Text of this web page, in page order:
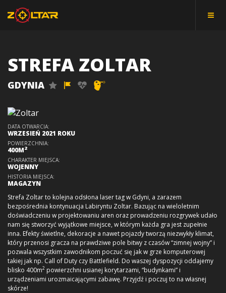
STREFA ZOLTAR
GDYNIA
DATA OTWARCIA:
WRZESIEŃ 2021 ROKU
POWIERZCHNIA:
400M2
CHARAKTER MIEJSCA:
WOJENNY
HISTORIA MIEJSCA:
MAGAZYN
Strefa Zoltar to kolejna odsłona laser tag w Gdyni, a zarazem
bezpośrednia kontynuacja Labiryntu Zoltar. Bazując na wieloletnim
doświadczeniu w projektowaniu aren oraz prowadzeniu rozgrywek udało
nam się stworzyć wyjątkowe miejsce, w którym każda gra jest zupełnie
inna. Efekty świetlne, dekoracje a nawet pojazdy tworzą niezwykły klimat,
który przenosi gracza na prawdziwe pole bitwy z czasów “zimnej wojny” i
pozwala wszystkim zawodnikom poczuć się jak w grze komputerowej
takiej jak np. Call of Duty czy Battlefield. Do waszej dyspozycji oddajemy
blisko 400m2 powierzchni usianej korytarzami, “budynkami” i
urządzeniami urozmaicającymi zabawę. Przyjdź i poczuj to na własnej
skórze!